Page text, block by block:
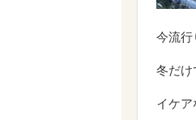
今流行
冬だけ
イケア